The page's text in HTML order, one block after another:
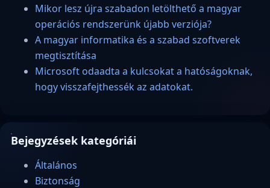
Mikor lesz újra szabadon letölthető a magyar
operációs rendszerünk újabb verziója?
A magyar informatika és a szabad szoftverek
megtisztítása
Microsoft odaadta a kulcsokat a hatóságoknak,
hogy visszafejthessék az adatokat.
Bejegyzések kategóriái
Általános
Biztonság